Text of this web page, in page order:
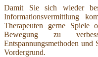
Damit Sie sich wieder
Informationsvermittlung
Therapeuten gerne Spiele
Bewegung zu
Entspannungsmethoden und
Vordergrund.